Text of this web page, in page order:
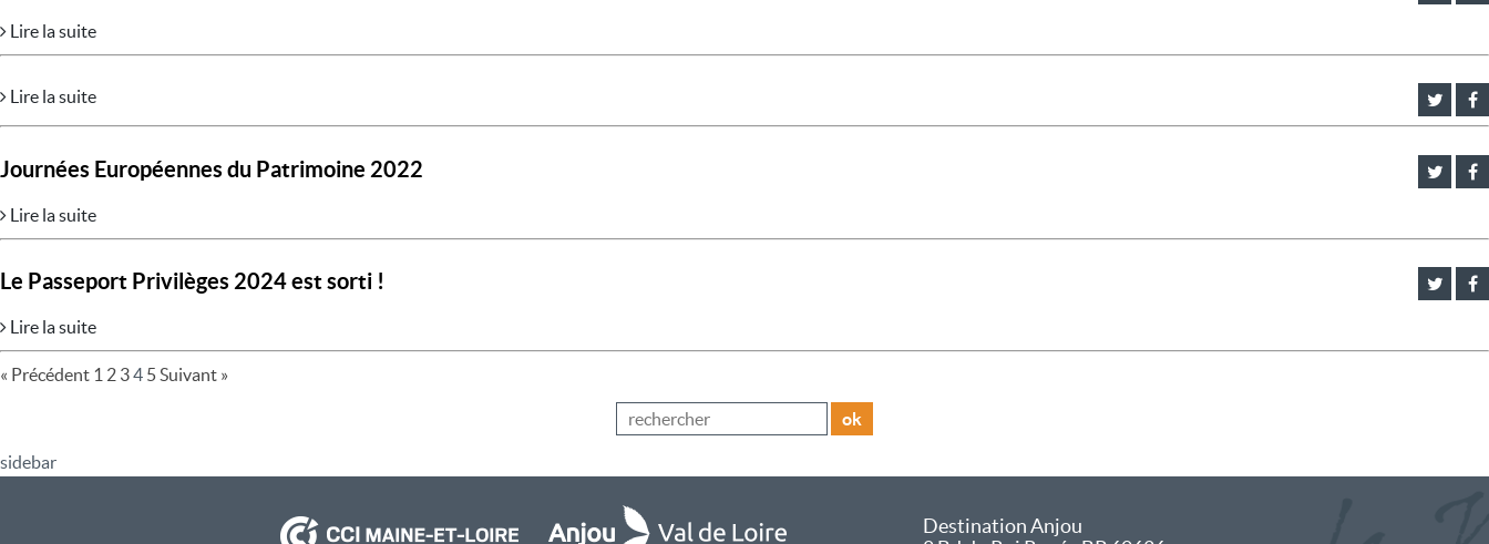
Lire la suite
Lire la suite
Journées Européennes du Patrimoine 2022
Lire la suite
Le Passeport Privilèges 2024 est sorti !
Lire la suite
« Précédent 1 2 34 5Suivant »
ok
sidebar
Destination Anjou